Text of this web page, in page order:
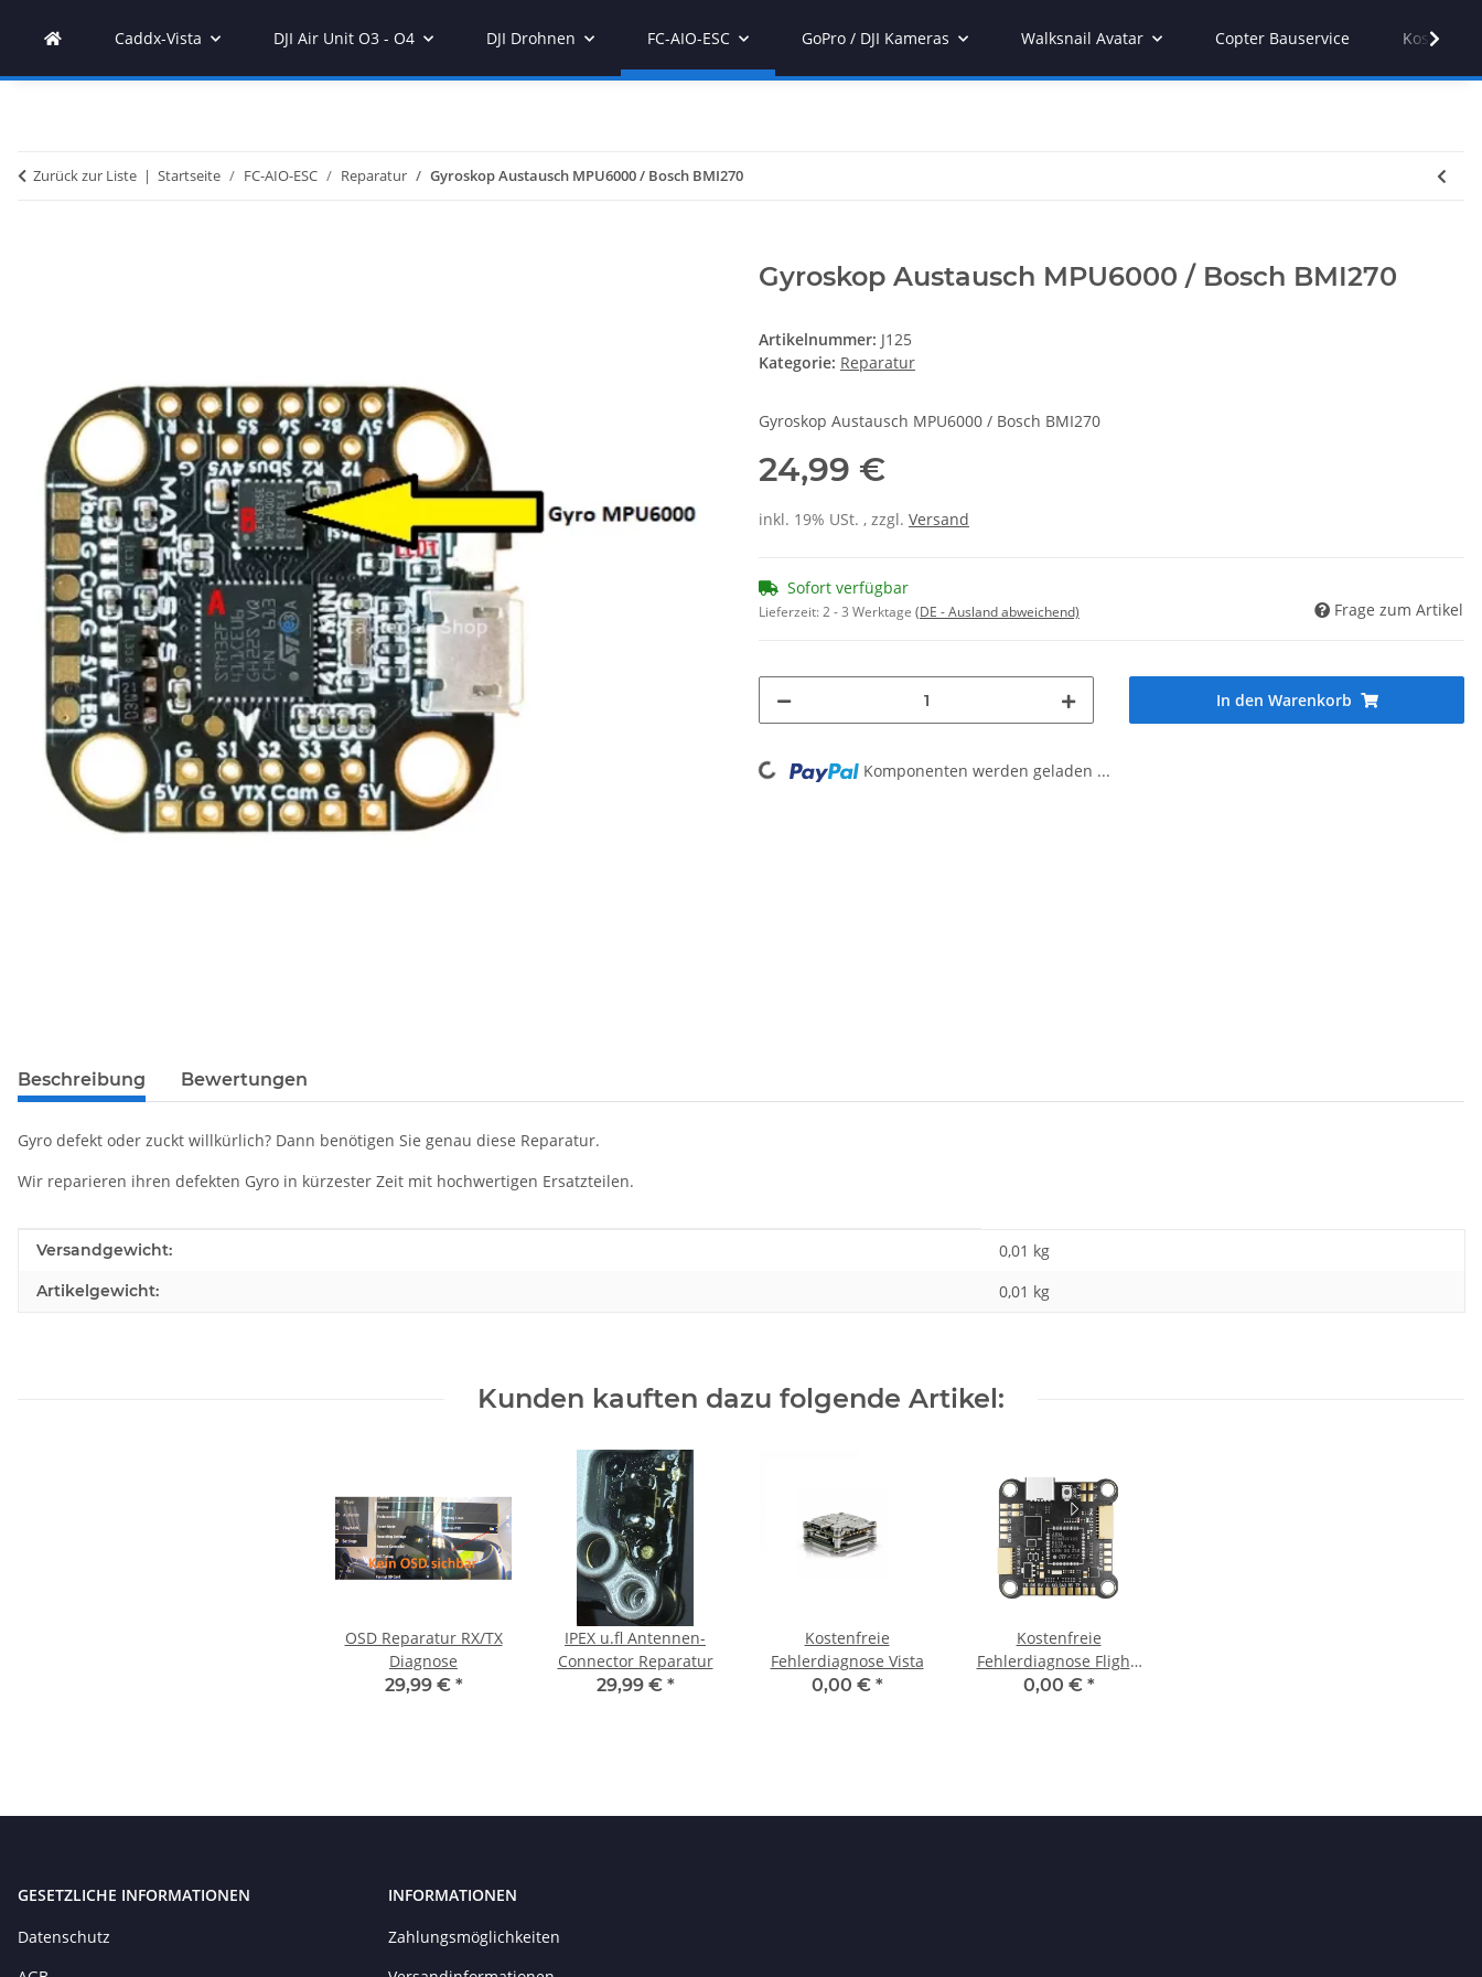
Caddx-Vista DJI Air Unit O3 - O4 DJI Drohnen FC-AIO-ESC GoPro / DJI Kameras Walksnail Avatar Copter Bauservice
Zurück zur Liste Startseite FC-AIO-ESC Reparatur Gyroskop Austausch MPU6000 / Bosch BMI270
Gyroskop Austausch MPU6000 / Bosch BMI270
Artikelnummer: J125
Kategorie: Reparatur
Gyroskop Austausch MPU6000 / Bosch BMI270
24,99 €
inkl. 19% USt. , zzgl. Versand
Sofort verfügbar
Lieferzeit:2 - 3 Werktage (DE - Ausland abweichend) Frage zum Artikel
In den Warenkorb
Loading... Komponenten werden geladen ...
Beschreibung Bewertungen
Gyro defekt oder zuckt willkürlich? Dann benötigen Sie genau diese Reparatur.
Wir reparieren ihren defekten Gyro in kürzester Zeit mit hochwertigen Ersatzteilen.
Produkteigenschaft
Wert
Versandgewicht: 0,01 kg
Artikelgewicht: 0,01 kg
Kunden kauften dazu folgende Artikel:
OSD Reparatur RX/TX
Diagnose
29,99 € *
IPEX u.fl Antennen-
Connector Reparatur
29,99 € *
Kostenfreie
Fehlerdiagnose Vista
0,00 € *
Kostenfreie
Fehlerdiagnose Flight-
Controller
0,00 € *
GESETZLICHE INFORMATIONEN
Datenschutz
INFORMATIONEN
Zahlungsmöglichkeiten